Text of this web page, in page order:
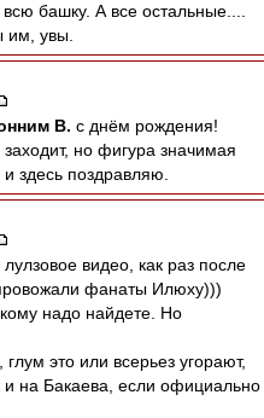
башку. А все остальные....
им, увы.
В. с днём рождения!
но фигура значимая
здесь поздравляю.
видео, как раз после
фанаты Илюху)))
надо найдете. Но
это или всерьез угорают,
и на Бакаева, если официально